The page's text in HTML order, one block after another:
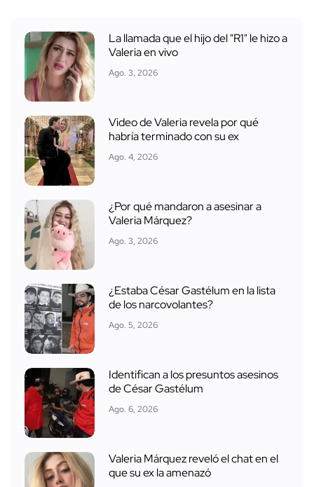
La llamada que el hijo del "R1" le hizo a
Valeria en vivo
Ago. 3, 2026
Video de Valeria revela por qué
habría terminado con su ex
Ago. 4, 2026
¿Por qué mandaron a asesinar a
Valeria Márquez?
Ago. 3, 2026
¿Estaba César Gastélum en la lista
de los narcovolantes?
Ago. 5, 2026
Identifican a los presuntos asesinos
de César Gastélum
Ago. 6, 2026
Valeria Márquez reveló el chat en el
que su ex la amenazó